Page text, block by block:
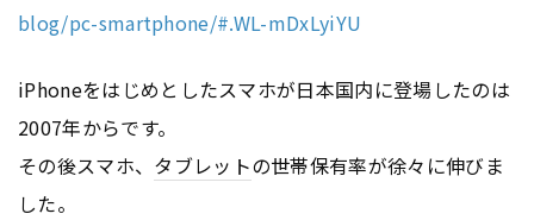
blog/pc-smartphone/#.WL-mDxLyiYU
iPhoneをはじめとしたスマホが日本国内に登場したのは
2007年からです。
その後スマホ、 タブレットの世帯保有率が徐々に伸びま
した。